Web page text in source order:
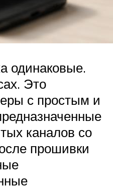
одинаковые.
Это
с простым и
каналов со
прошивки